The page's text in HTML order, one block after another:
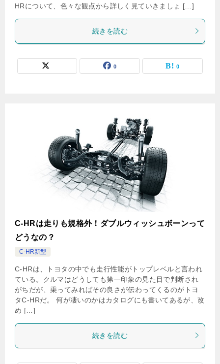
HRについて、色々な観点から詳しく見ていきましょ […]
続きを読む
0 0
C-HRは走りも規格外！ダブルウィッシュボーンって
どうなの？
C-HR新型
C-HRは、トヨタの中でも走行性能がトップレベルと言われ
ている。クルマはどうしても第一印象の見た目で判断され
がちだが、乗ってみればその良さが伝わってくるのがトヨ
タC-HRだ。 何が凄いのかはカタログにも書いてあるが、改
め […]
続きを読む